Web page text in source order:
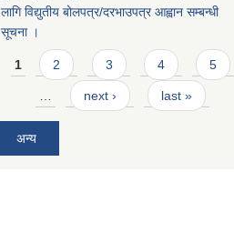
लागि विद्युतीय बोलपत्र/दरभाउपत्र आह्वान सम्बन्धी
सूचना ।
Pages
1 2 3 4 5
next › last »
अन्य